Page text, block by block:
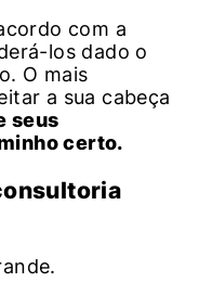
com a
los dado o
O mais
a sua cabeça
seus
certo.